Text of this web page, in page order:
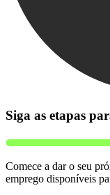
Siga as etapas
Comece a dar o seu
emprego disponíveis